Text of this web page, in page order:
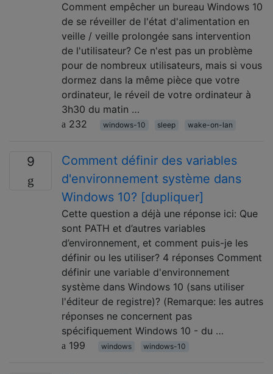
Comment empêcher un bureau Windows 10
de se réveiller de l'état d'alimentation en
veille / veille prolongée sans intervention
de l'utilisateur? Ce n'est pas un problème
pour de nombreux utilisateurs, mais si vous
dormez dans la même pièce que votre
ordinateur, le réveil de votre ordinateur à
3h30 du matin …
232
windows-10 sleep wake-on-lan
9
Comment définir des variables
d'environnement système dans
Windows 10? [dupliquer]
Cette question a déjà une réponse ici: Que
sont PATH et d’autres variables
d’environnement, et comment puis-je les
définir ou les utiliser? 4 réponses Comment
définir une variable d'environnement
système dans Windows 10 (sans utiliser
l'éditeur de registre)? (Remarque: les autres
réponses ne concernent pas
spécifiquement Windows 10 - du …
199
windows windows-10